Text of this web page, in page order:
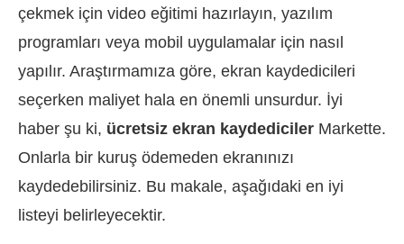
çekmek için video eğitimi hazırlayın, yazılım
programları veya mobil uygulamalar için nasıl
yapılır. Araştırmamıza göre, ekran kaydedicileri
seçerken maliyet hala en önemli unsurdur. İyi
haber şu ki, ücretsiz ekran kaydediciler Markette.
Onlarla bir kuruş ödemeden ekranınızı
kaydedebilirsiniz. Bu makale, aşağıdaki en iyi
listeyi belirleyecektir.